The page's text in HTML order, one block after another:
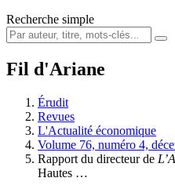
Recherche simple
Fil d'Ariane
Érudit
Revues
L'Actualité économique
Volume 76, numéro 4,
Rapport du directeur de
Hautes …